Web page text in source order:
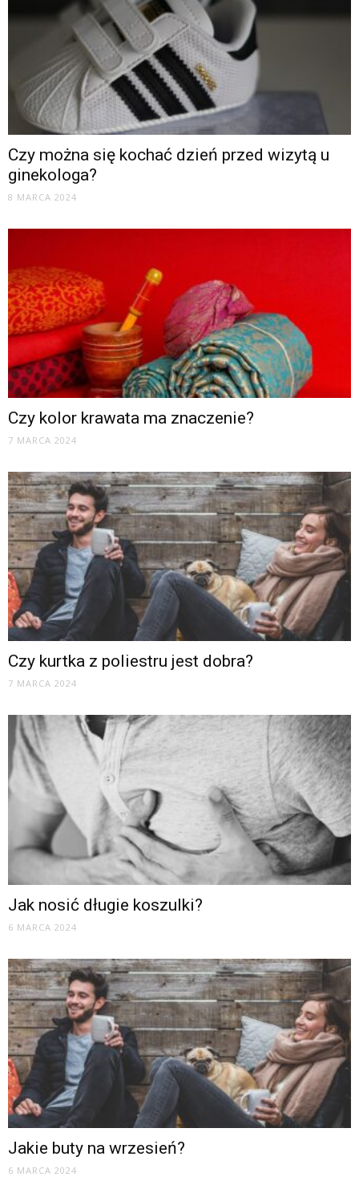
Czy można się kochać dzień przed wizytą u
ginekologa?
8 MARCA 2024
Czy kolor krawata ma znaczenie?
7 MARCA 2024
Czy kurtka z poliestru jest dobra?
7 MARCA 2024
Jak nosić długie koszulki?
6 MARCA 2024
Jakie buty na wrzesień?
6 MARCA 2024